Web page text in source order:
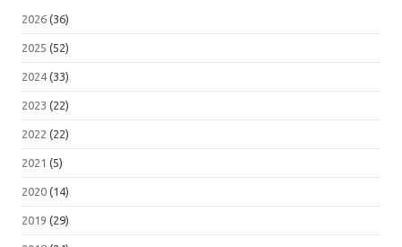
2026 (36)
2025 (52)
2024 (33)
2023 (22)
2022 (22)
2021 (5)
2020 (14)
2019 (29)